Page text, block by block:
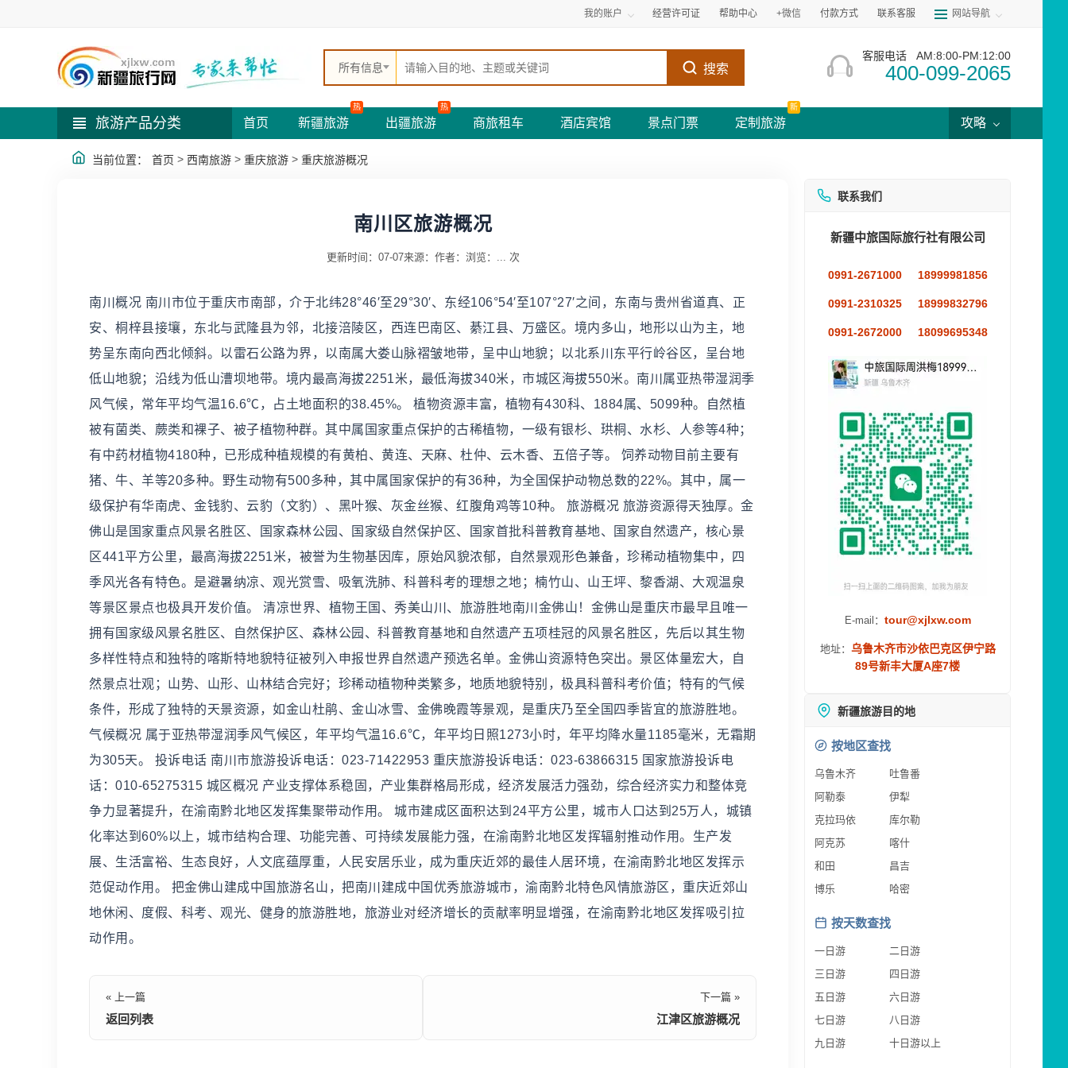
我的账户 经营许可证 帮助中心 +微信 付款方式 联系客服 网站导航
所有信息 搜索
客服电话 AM:8:00-PM:12:00
400-099-2065
旅游产品分类 首页 新疆旅游
热
出疆旅游
热
商旅租车 酒店宾馆 景点门票 定制旅游
新
攻略
当前位置： 首页 > 西南旅游 > 重庆旅游 > 重庆旅游概况
南川区旅游概况
更新时间：07-07来源： 作者： 浏览： ... 次
南川概况 南川市位于重庆市南部，介于北纬28°46′至29°30′、东经106°54′至107°27′之间，东南与贵州省道真、正
安、桐梓县接壤，东北与武隆县为邻，北接涪陵区，西连巴南区、綦江县、万盛区。境内多山，地形以山为主，地
势呈东南向西北倾斜。以雷石公路为界，以南属大娄山脉褶皱地带，呈中山地貌；以北系川东平行岭谷区，呈台地
低山地貌；沿线为低山漕坝地带。境内最高海拔2251米，最低海拔340米，市城区海拔550米。南川属亚热带湿润季
风气候，常年平均气温16.6℃，占土地面积的38.45%。 植物资源丰富，植物有430科、1884属、5099种。自然植
被有菌类、蕨类和裸子、被子植物种群。其中属国家重点保护的古稀植物，一级有银杉、珙桐、水杉、人参等4种；
有中药材植物4180种，已形成种植规模的有黄柏、黄连、天麻、杜仲、云木香、五倍子等。 饲养动物目前主要有
猪、牛、羊等20多种。野生动物有500多种，其中属国家保护的有36种，为全国保护动物总数的22%。其中，属一
级保护有华南虎、金钱豹、云豹（文豹）、黑叶猴、灰金丝猴、红腹角鸡等10种。 旅游概况 旅游资源得天独厚。金
佛山是国家重点风景名胜区、国家森林公园、国家级自然保护区、国家首批科普教育基地、国家自然遗产，核心景
区441平方公里，最高海拔2251米，被誉为生物基因库，原始风貌浓郁，自然景观形色兼备，珍稀动植物集中，四
季风光各有特色。是避暑纳凉、观光赏雪、吸氧洗肺、科普科考的理想之地；楠竹山、山王坪、黎香湖、大观温泉
等景区景点也极具开发价值。 清凉世界、植物王国、秀美山川、旅游胜地南川金佛山！金佛山是重庆市最早且唯一
拥有国家级风景名胜区、自然保护区、森林公园、科普教育基地和自然遗产五项桂冠的风景名胜区，先后以其生物
多样性特点和独特的喀斯特地貌特征被列入申报世界自然遗产预选名单。金佛山资源特色突出。景区体量宏大，自
然景点壮观；山势、山形、山林结合完好；珍稀动植物种类繁多，地质地貌特别，极具科普科考价值；特有的气候
条件，形成了独特的天景资源，如金山杜鹃、金山冰雪、金佛晚霞等景观，是重庆乃至全国四季皆宜的旅游胜地。
气候概况 属于亚热带湿润季风气候区，年平均气温16.6℃，年平均日照1273小时，年平均降水量1185毫米，无霜期
为305天。 投诉电话 南川市旅游投诉电话：023-71422953 重庆旅游投诉电话：023-63866315 国家旅游投诉电
话：010-65275315 城区概况 产业支撑体系稳固，产业集群格局形成，经济发展活力强劲，综合经济实力和整体竞
争力显著提升，在渝南黔北地区发挥集聚带动作用。 城市建成区面积达到24平方公里，城市人口达到25万人，城镇
化率达到60%以上，城市结构合理、功能完善、可持续发展能力强，在渝南黔北地区发挥辐射推动作用。生产发
展、生活富裕、生态良好，人文底蕴厚重，人民安居乐业，成为重庆近郊的最佳人居环境，在渝南黔北地区发挥示
范促动作用。 把金佛山建成中国旅游名山，把南川建成中国优秀旅游城市，渝南黔北特色风情旅游区，重庆近郊山
地休闲、度假、科考、观光、健身的旅游胜地，旅游业对经济增长的贡献率明显增强，在渝南黔北地区发挥吸引拉
动作用。
« 上一篇
返回列表
下一篇 »
江津区旅游概况
联系我们
新疆中旅国际旅行社有限公司
0991-2671000 18999981856
0991-2310325 18999832796
0991-2672000 18099695348
E-mail： tour@xjlxw.com
地址： 乌鲁木齐市沙依巴克区伊宁路
89号新丰大厦A座7楼
新疆旅游目的地
按地区查找
乌鲁木齐
吐鲁番
阿勒泰
伊犁
克拉玛依
库尔勒
阿克苏
喀什
和田
昌吉
博乐
哈密
按天数查找
一日游
二日游
三日游
四日游
五日游
六日游
七日游
八日游
九日游
十日游以上